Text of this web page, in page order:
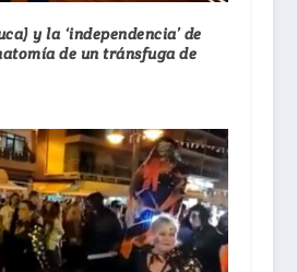
y la ‘independencia’ de
de un tránsfuga de